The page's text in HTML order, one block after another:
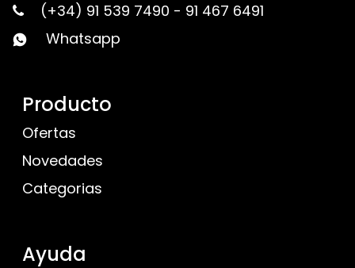
(+34) 91 539 7490 - 91 467 6491
Whatsapp
Producto
Ofertas
Novedades
Categorias
Ayuda